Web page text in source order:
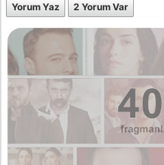
Yorum Yaz 2 Yorum Var